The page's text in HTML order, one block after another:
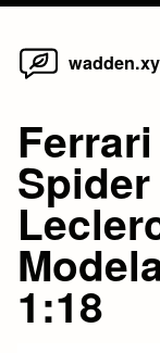
Skip
1:18